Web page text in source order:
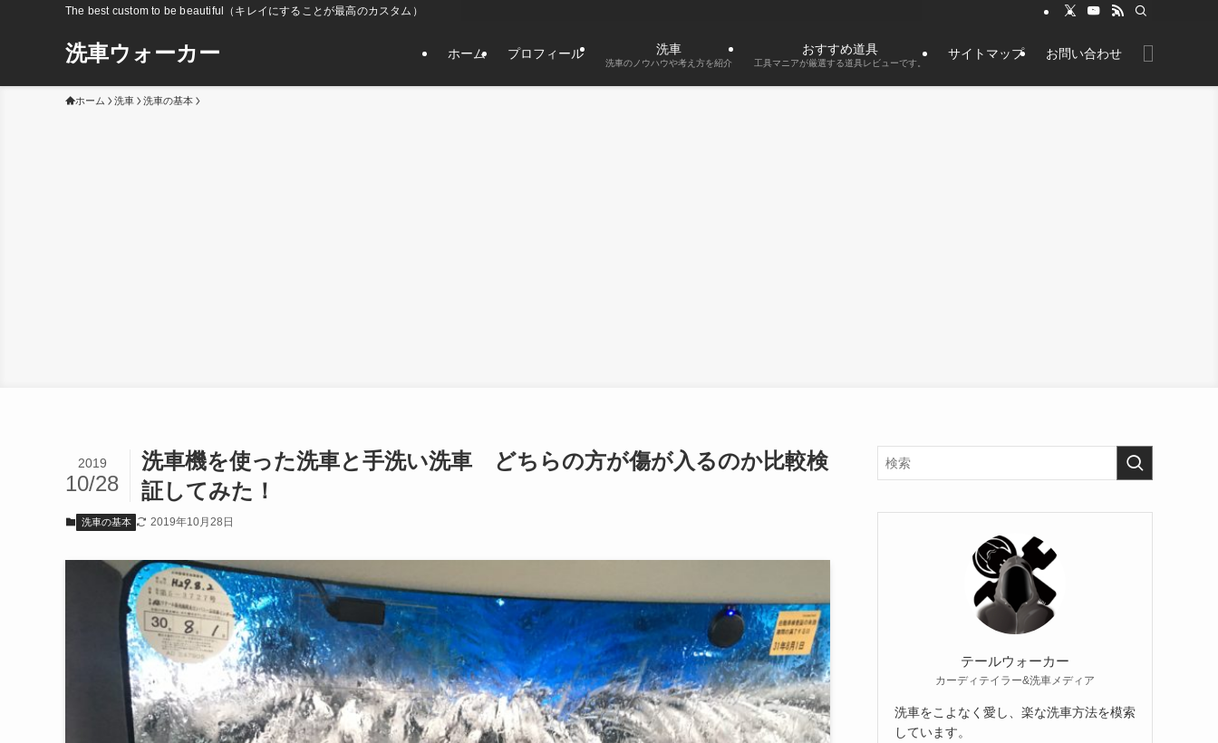
The best custom to be beautiful（キレイにすることが最高のカスタム）
洗車ウォーカー ホーム プロフィール 洗車
洗車のノウハウや考え方を紹介
おすすめ道具
工具マニアが厳選する道具レビューです。
サイトマップ お問い合わせ
ホーム 洗車 洗車の基本
洗車機を使った洗車と手洗い洗車 どちらの方が傷が入るのか比較検
証してみた！
2019
10/28
洗車の基本 2019年10月28日
テールウォーカー
カーディテイラー&洗車メディア
洗車をこよなく愛し、楽な洗車方法を模索
しています。